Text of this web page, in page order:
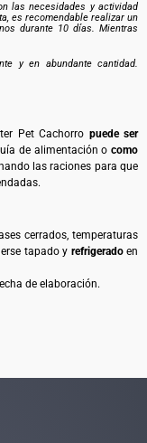
las necesidades y actividad
es recomendable realizar un
durante 10 días. Mientras
y en abundante cantidad.
Pet Cachorro puede ser
de alimentación o como
las raciones para que
cerrados, temperaturas
tapado y refrigeradoen
de elaboración.